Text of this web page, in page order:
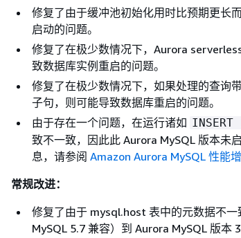
修复了由于缓冲池初始化用时比预期更长
启动的问题。
修复了在极少数情况下，Aurora
致数据库实例重启的问题。
修复了在极少数情况下，如果处理的查询
子句，则可能导致数据库重启的问题。
由于存在一个问题，在运行诸如 INSERT
致不一致，因此此 Aurora MySQL 版本未
息，请参阅 Amazon Aurora MySQL 性能
常规改进：
修复了由于 mysql.host 表中的元数据不
MySQL 5.7 兼容）到 Aurora MySQL 版本